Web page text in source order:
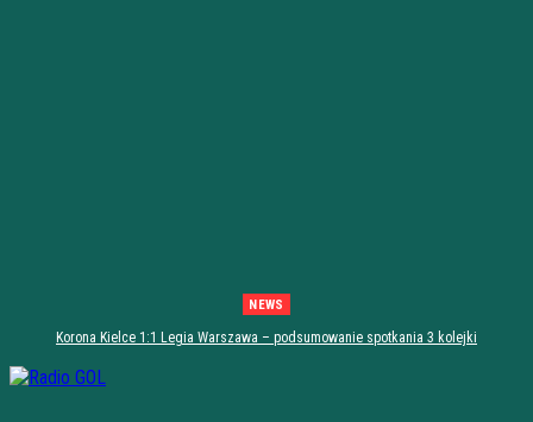
NEWS
Korona Kielce 1:1 Legia Warszawa – podsumowanie spotkania 3 kolejki